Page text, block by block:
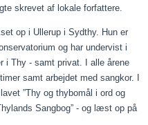
skrevet af lokale forfattere.
op i Ullerup i Sydthy. Hun er
og har undervist i
i Thy - samt privat. I alle årene
samt arbejdet med sangkor. I
”Thy og thybomål i ord og
Sangbog” - og læst op på